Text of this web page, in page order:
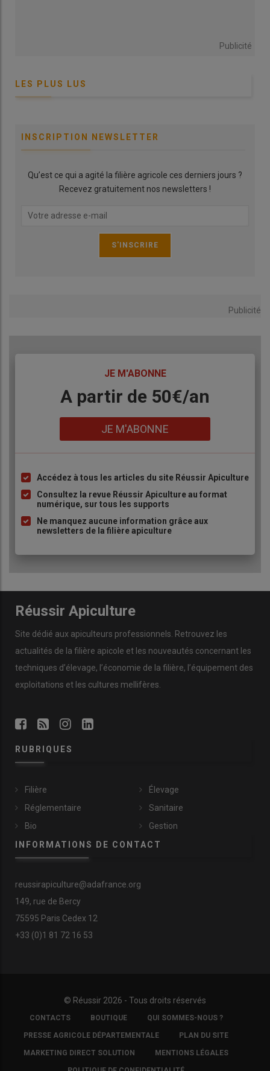
Publicité
LES PLUS LUS
INSCRIPTION NEWSLETTER
Qu’est ce qui a agité la filière agricole ces derniers jours ?
Recevez gratuitement nos newsletters !
Publicité
JE M'ABONNE
BodyA partir de 50€/an
JE M'ABONNE
Liste
à
puce
Accédez à tous les articles du site Réussir Apiculture
Consultez la revue Réussir Apiculture au format
numérique, sur tous les supports
Ne manquez aucune information grâce aux
newsletters de la filière apiculture
Réussir Apiculture
Site dédié aux apiculteurs professionnels. Retrouvez les
actualités de la filière apicole et les nouveautés concernant les
techniques d’élevage, l’économie de la filière, l’équipement des
exploitations et les cultures mellifères.
RUBRIQUES
Filière
Réglementaire
Bio
Élevage
Sanitaire
Gestion
INFORMATIONS DE CONTACT
reussirapiculture@adafrance.org
149, rue de Bercy
75595 Paris Cedex 12
+33 (0)1 81 72 16 53
© Réussir 2026 - Tous droits réservés
FOOTER
COPYRIGHT
CONTACTS BOUTIQUE QUI SOMMES-NOUS ?
PRESSE AGRICOLE DÉPARTEMENTALE PLAN DU SITE
MARKETING DIRECT SOLUTION MENTIONS LÉGALES